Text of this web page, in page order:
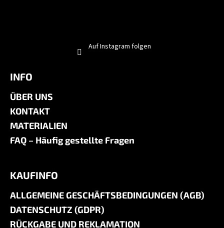
Auf Instagram folgen
INFO
ÜBER UNS
KONTAKT
MATERIALIEN
FAQ – Häufig gestellte Fragen
KAUFINFO
ALLGEMEINE GESCHÄFTSBEDINGUNGEN (AGB)
DATENSCHUTZ (GDPR)
RÜCKGABE UND REKLAMATION